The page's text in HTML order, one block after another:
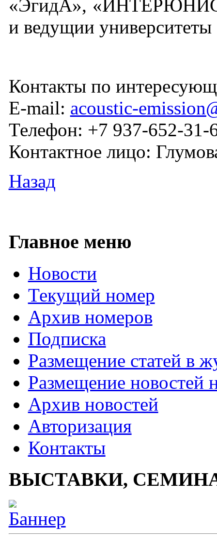
«ЭгидА»,
и ведущии университеты
Контакты по
E-mail: acoustic-
Телефон: +7 937-652-31-
Контактное лицо:
Назад
Главное меню
Новости
Текущий номер
Архив номеров
Подписка
Размещение статей в
Размещение новостей
Архив новостей
Авторизация
Контакты
ВЫСТАВКИ,